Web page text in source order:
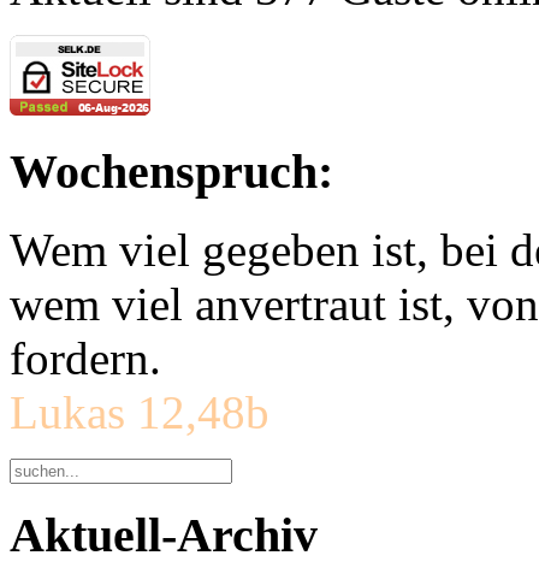
Wochenspruch:
Wem viel gegeben ist, bei
wem viel anvertraut ist,
fordern.
Lukas 12,48b
Aktuell-Archiv